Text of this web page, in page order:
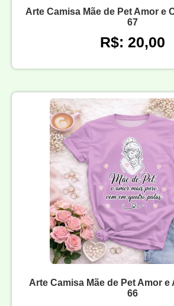
Arte Camisa Mãe de Pet Amor e
67
R$: 20,00
Arte Camisa Mãe de Pet Amor e
66